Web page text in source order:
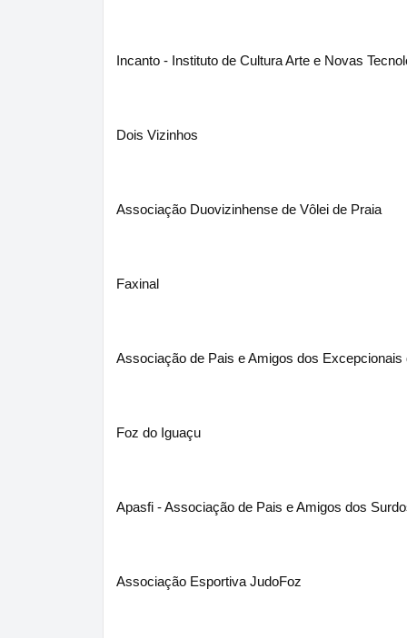
Incanto - Instituto de Cultura Arte e Novas
Dois Vizinhos
Associação Duovizinhense de Vôlei de Praia
Faxinal
Associação de Pais e Amigos dos Excepcionais
Foz do Iguaçu
Apasfi - Associação de Pais e Amigos dos
Associação Esportiva JudoFoz